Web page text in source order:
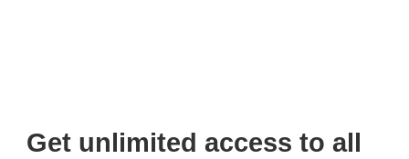
Get unlimited access to all